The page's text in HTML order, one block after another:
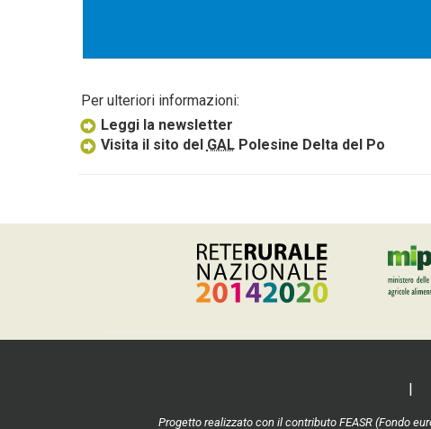
Per ulteriori informazioni:
Leggi la newsletter
Visita il sito del GALPolesine Delta del Po
Progetto realizzato con il contributo FEASR (Fondo